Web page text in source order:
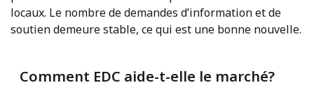
locaux. Le nombre de demandes d’information et de
soutien demeure stable, ce qui est une bonne nouvelle.
Comment EDC aide-t-elle le marché?